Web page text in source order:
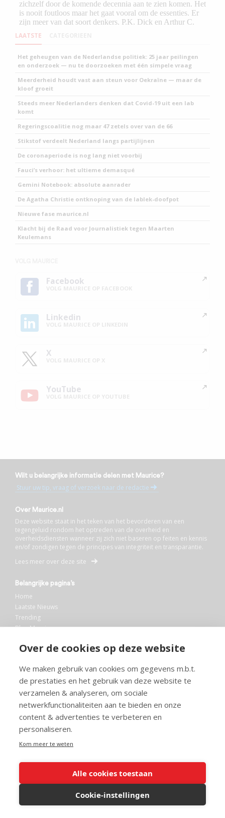
Over de cookies op deze website
We maken gebruik van cookies om gegevens m.b.t.
de prestaties en het gebruik van deze website te
verzamelen & analyseren, om sociale
netwerkfunctionaliteiten aan te bieden en onze
content & advertenties te verbeteren en
personaliseren.
Kom meer te weten
Alle cookies toestaan
Cookie-instellingen
LAATSTE
Het geheugen van de Nederlandse politiek: 25 jaar peilingen
en onderzoek — nu te doorzoeken met één simpele vraag
Meerderheid houdt vast aan steun voor Oekraïne — maar de
kloof groeit
Steeds meer Nederlanders denken dat Covid-19 uit een lab
komt
Regeringscoalitie nog maar 47 zetels over van de 66
Stikstof verdeelt Nederland langs partijlijnen
De coronaperiode is nog lang niet voorbij
Fauci’s verhoor: het ultieme demasqué
Gemini Notebook: absolute aanrader
De Agatha Christie ontknoping van de lablek-doofpot
Nieuwe fase maurice.nl
Klacht bij de Raad voor Journalistiek tegen Maarten
Keulemans
Facebook
Linkedin
X
YouTube
Wilt u belangrijke informatie delen met Maurice?
Stuur uw tip, vraag of verzoek naar de redactie
Over Maurice.nl
Deze website staat in het teken van het bevorderen van een
tegengeluid rondom het optreden van de overheid en
overheidsdiensten wanneer zij zich niet baseren op feiten en kennis
en/of zondigen tegen de principes van integriteit en transparantie.
Lees meer over deze site
Belangrijke pagina’s
Home
Laatste Nieuws
Trending
Blog Maurice
Bibliotheek
Info en service
FAQ
Doneren
Privacy
Voorwaarden
Meedoen
© 2026 Maurice.nl - Alle rechten voorbehouden. Op alle artikelen rust
copyright. Voor meer info, mail naarcontact@maurice.nl.